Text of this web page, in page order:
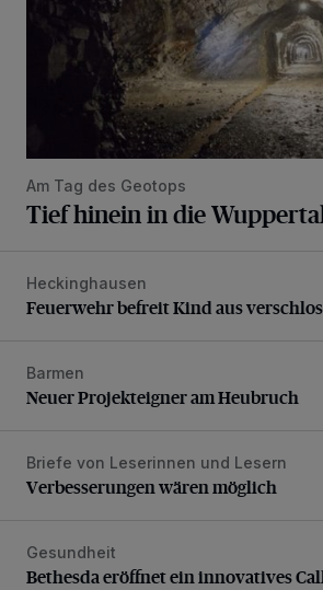
Am Tag des Geotops
Tief hinein in die
Feuerwehr befreit Kind aus
Heckinghausen
Feuerwehr befreit Kind aus
Neuer Projekteigner am Heubruch
Barmen
Neuer Projekteigner am Heubruch
Verbesserungen wären möglich
Briefe von Leserinnen und Lesern
Verbesserungen wären möglich
Bethesda eröffnet ein innovatives
Gesundheit
Bethesda eröffnet ein innovatives